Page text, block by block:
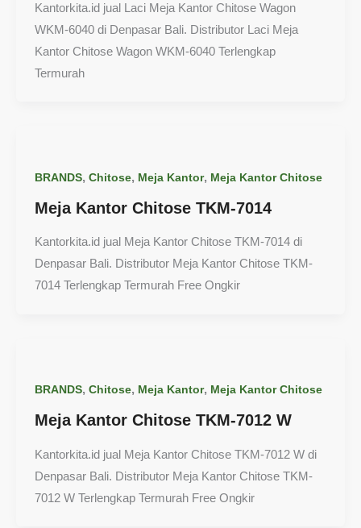
Kantorkita.id jual Laci Meja Kantor Chitose Wagon
WKM-6040 di Denpasar Bali. Distributor Laci Meja
Kantor Chitose Wagon WKM-6040 Terlengkap
Termurah
BRANDS, Chitose, Meja Kantor, Meja Kantor Chitose
Meja Kantor Chitose TKM-7014
Kantorkita.id jual Meja Kantor Chitose TKM-7014 di
Denpasar Bali. Distributor Meja Kantor Chitose TKM-
7014 Terlengkap Termurah Free Ongkir
BRANDS, Chitose, Meja Kantor, Meja Kantor Chitose
Meja Kantor Chitose TKM-7012 W
Kantorkita.id jual Meja Kantor Chitose TKM-7012 W di
Denpasar Bali. Distributor Meja Kantor Chitose TKM-
7012 W Terlengkap Termurah Free Ongkir